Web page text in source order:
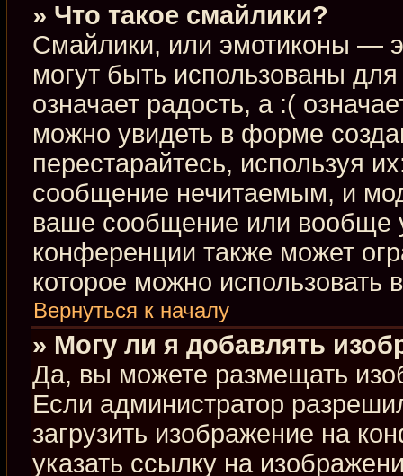
» Что такое смайлики?
Смайлики, или эмотиконы —
могут быть использованы
означает радость, а :(
можно увидеть в форме
перестарайтесь, используя
сообщение нечитаемым, и
ваше сообщение или вообще
конференции также может
которое можно использовать
Вернуться к началу
» Могу ли я добавлять
Да, вы можете размещать
Если администратор
загрузить изображение на
указать ссылку на